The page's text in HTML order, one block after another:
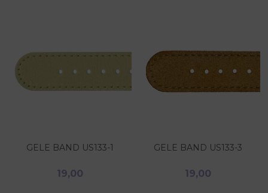
GELE BAND US133-1
19,00
GELE BAND US133-3
19,00